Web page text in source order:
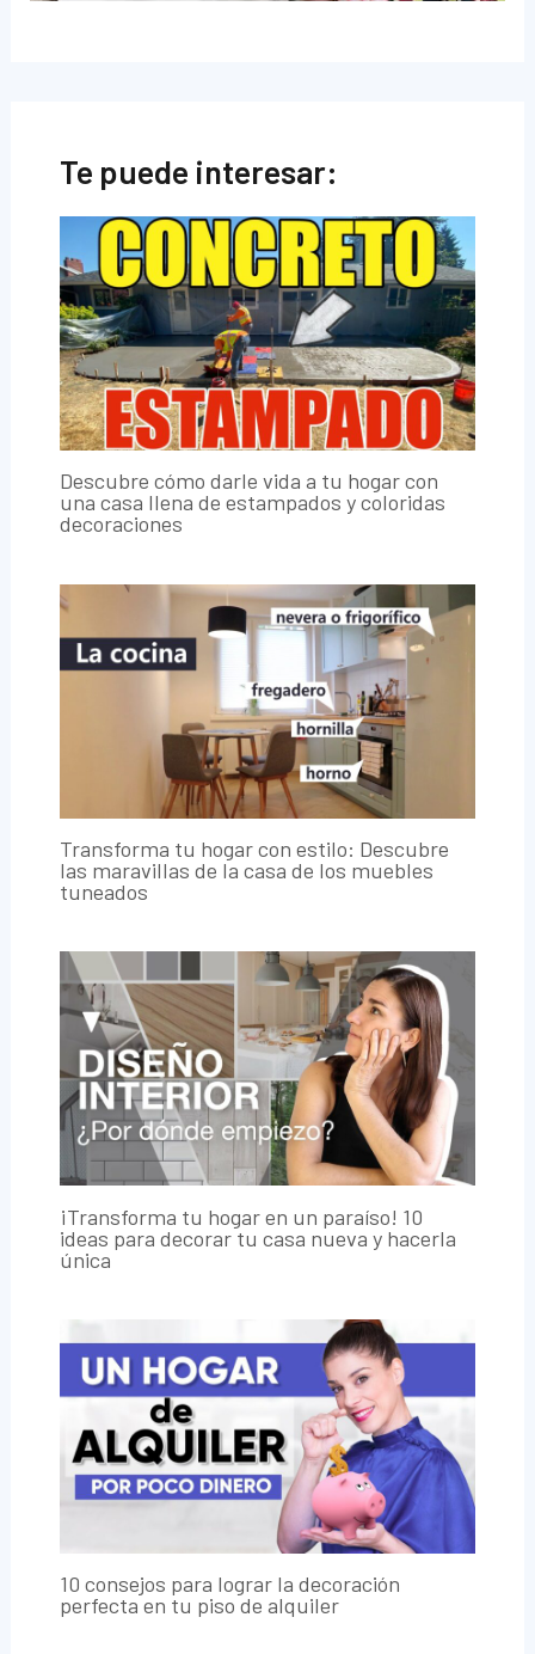
Te puede interesar:
Descubre cómo darle vida a tu hogar con
una casa llena de estampados y coloridas
decoraciones
Transforma tu hogar con estilo: Descubre
las maravillas de la casa de los muebles
tuneados
¡Transforma tu hogar en un paraíso! 10
ideas para decorar tu casa nueva y hacerla
única
10 consejos para lograr la decoración
perfecta en tu piso de alquiler